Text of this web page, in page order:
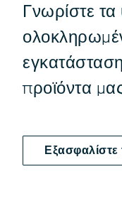
Γνωρίστε τα
προϊόντα
Εξασφαλίστε